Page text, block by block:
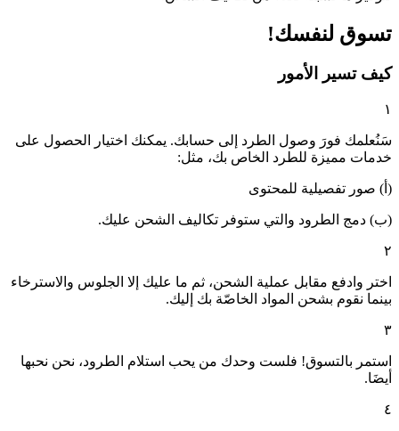
تسوق لنفسك!
كيف تسير الأمور
١
سَنُعلمك فورَ وصول الطرد إلى حسابك. يمكنك اختيار الحصول على
خدمات مميزة للطرد الخاص بك، مثل:
(أ) صور تفصيلية للمحتوى
(ب) دمج الطرود والتي ستوفر تكاليف الشحن عليك.
٢
اختر وادفع مقابل عملية الشحن، ثم ما عليك إلا الجلوس والاسترخاء
بينما نقوم بشحن المواد الخاصّة بك إليك.
٣
استمر بالتسوق! فلست وحدك من يحب استلام الطرود، نحن نحبها
أيضَا.
٤